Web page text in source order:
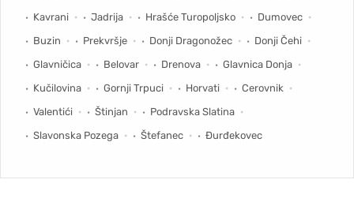
Kavrani
Jadrija Hrašće Turopoljsko
Dumovec
Buzin
Prekvršje Donji Dragonožec
Donji Čehi
Glavničica
Belovar Drenova
Glavnica Donja
Kučilovina
Gornji Trpuci Horvati
Cerovnik
Valentići
Štinjan
Podravska Slatina
Slavonska Pozega
Štefanec Đurđekovec